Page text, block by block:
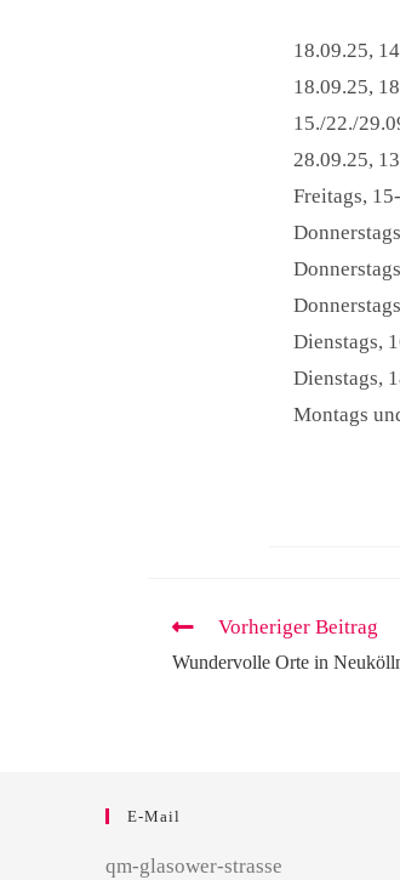
18.09.25,
18.09.25,
15./22./
28.09.25,
Freitags,
Dienstags,
Dienstags,
Montags
Vorheriger Beitrag
Wundervolle Orte in
E-Mail
qm-glasower-strasse